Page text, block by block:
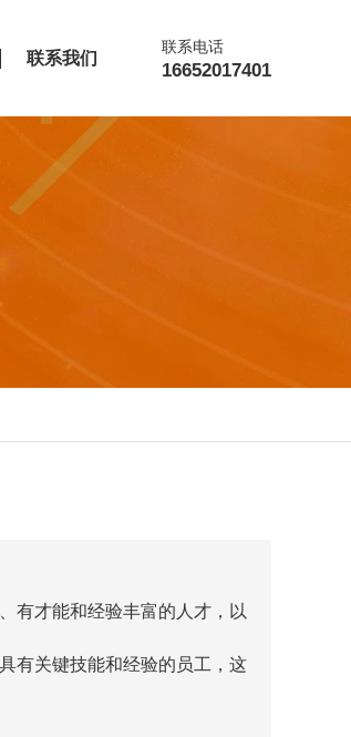
联系电话
16652017401
联系我们
有才能和经验丰富的人才，以
有关键技能和经验的员工，这